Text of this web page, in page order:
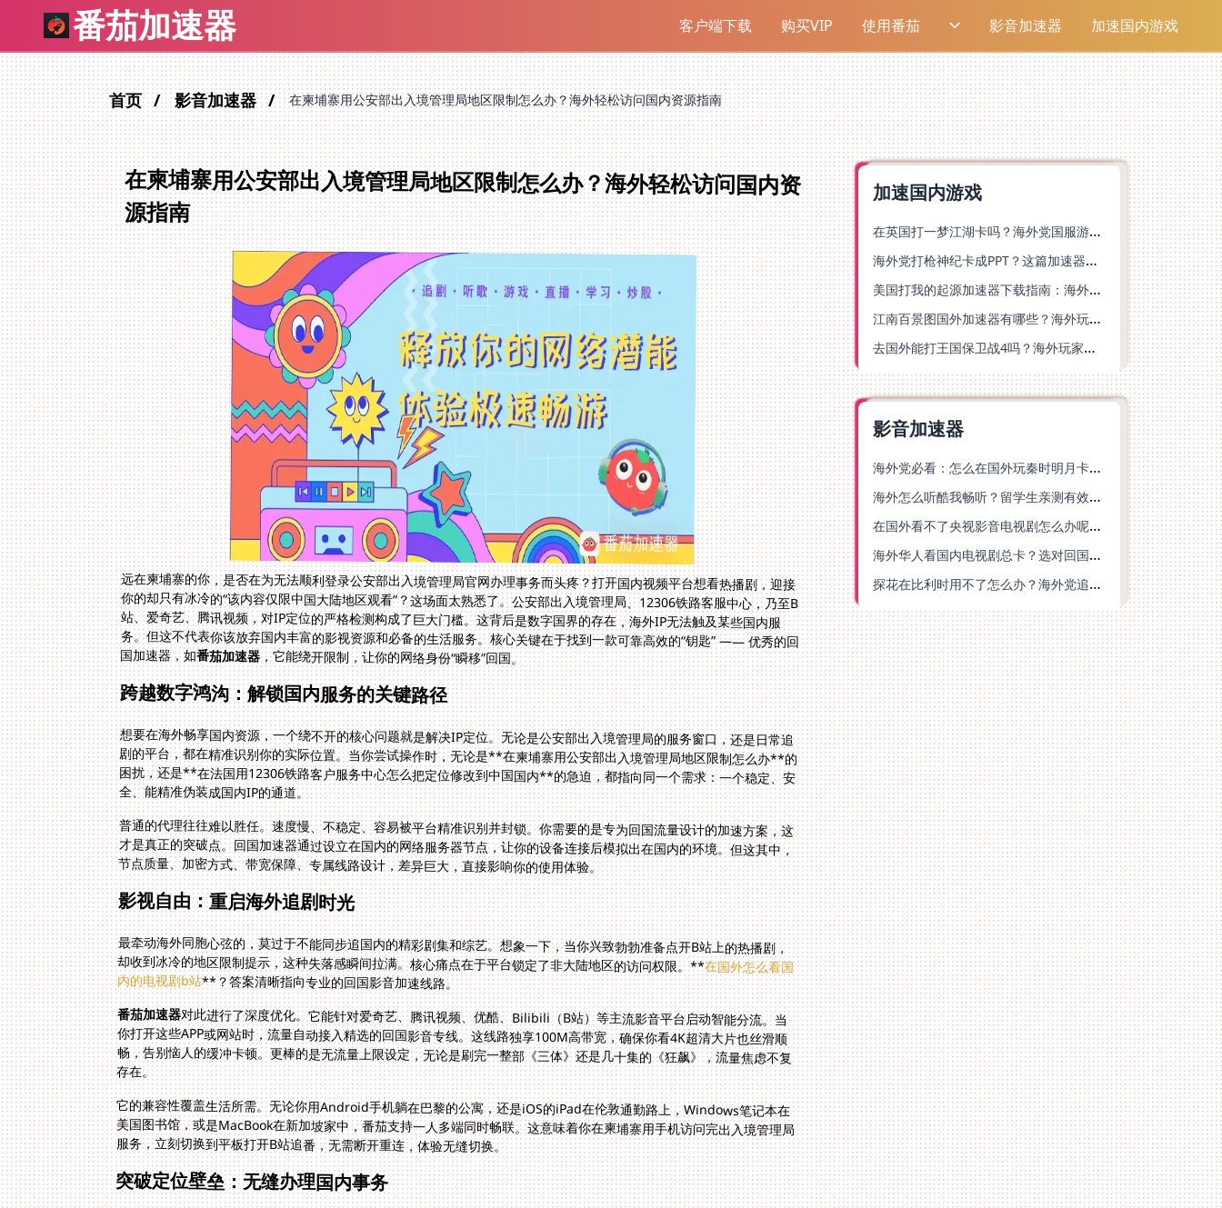
番茄加速器 客户端下载 购买VIP 使用番茄 影音加速器 加速国内游戏
首页 影音加速器 在柬埔寨用公安部出入境管理局地区限制怎么办？海外轻松访问国内资源指南
在柬埔寨用公安部出入境管理局地区限制怎么办？海外轻松访问国内资
源指南
远在柬埔寨的你，是否在为无法顺利登录公安部出入境管理局官网办理事务而头疼？打开国内视频平台想看热播剧，迎接
你的却只有冰冷的“该内容仅限中国大陆地区观看”？这场面太熟悉了。公安部出入境管理局、12306铁路客服中心，乃至B
站、爱奇艺、腾讯视频，对IP定位的严格检测构成了巨大门槛。这背后是数字国界的存在，海外IP无法触及某些国内服
务。但这不代表你该放弃国内丰富的影视资源和必备的生活服务。核心关键在于找到一款可靠高效的“钥匙” —— 优秀的回
国加速器，如番茄加速器，它能绕开限制，让你的网络身份“瞬移”回国。
跨越数字鸿沟：解锁国内服务的关键路径
想要在海外畅享国内资源，一个绕不开的核心问题就是解决IP定位。无论是公安部出入境管理局的服务窗口，还是日常追
剧的平台，都在精准识别你的实际位置。当你尝试操作时，无论是**在柬埔寨用公安部出入境管理局地区限制怎么办**的
困扰，还是**在法国用12306铁路客户服务中心怎么把定位修改到中国国内**的急迫，都指向同一个需求：一个稳定、安
全、能精准伪装成国内IP的通道。
普通的代理往往难以胜任。速度慢、不稳定、容易被平台精准识别并封锁。你需要的是专为回国流量设计的加速方案，这
才是真正的突破点。回国加速器通过设立在国内的网络服务器节点，让你的设备连接后模拟出在国内的环境。但这其中，
节点质量、加密方式、带宽保障、专属线路设计，差异巨大，直接影响你的使用体验。
影视自由：重启海外追剧时光
最牵动海外同胞心弦的，莫过于不能同步追国内的精彩剧集和综艺。想象一下，当你兴致勃勃准备点开B站上的热播剧，
却收到冰冷的地区限制提示，这种失落感瞬间拉满。核心痛点在于平台锁定了非大陆地区的访问权限。**在国外怎么看国
内的电视剧b站**？答案清晰指向专业的回国影音加速线路。
番茄加速器对此进行了深度优化。它能针对爱奇艺、腾讯视频、优酷、Bilibili（B站）等主流影音平台启动智能分流。当
你打开这些APP或网站时，流量自动接入精选的回国影音专线。这线路独享100M高带宽，确保你看4K超清大片也丝滑顺
畅，告别恼人的缓冲卡顿。更棒的是无流量上限设定，无论是刷完一整部《三体》还是几十集的《狂飙》，流量焦虑不复
存在。
它的兼容性覆盖生活所需。无论你用Android手机躺在巴黎的公寓，还是iOS的iPad在伦敦通勤路上，Windows笔记本在
美国图书馆，或是MacBook在新加坡家中，番茄支持一人多端同时畅联。这意味着你在柬埔寨用手机访问完出入境管理局
服务，立刻切换到平板打开B站追番，无需断开重连，体验无缝切换。
突破定位壁垒：无缝办理国内事务
加速国内游戏
在英国打一梦江湖卡吗？海外党国服游戏不卡顿的终极解法
海外党打枪神纪卡成PPT？这篇加速器选择指南帮你丝滑上分
美国打我的起源加速器下载指南：海外玩国服游戏不再卡的终极方案
江南百景图国外加速器有哪些？海外玩家亲测好用的选择与避坑指南
去国外能打王国保卫战4吗？海外玩家国服游戏加速全攻略（附公主连结幻想江湖实测）
影音加速器
海外党必看：怎么在国外玩秦时明月卡牌版？附豆瓣EZCast地区限制破解法
海外怎么听酷我畅听？留学生亲测有效的华语内容解锁指南
在国外看不了央视影音电视剧怎么办呢？海外党亲测有效的回国加速方案
海外华人看国内电视剧总卡？选对回国加速器，还能解决菲律宾打不开反诈中心的问题
探花在比利时用不了怎么办？海外党追剧办事全攻略，选对加速器就够了